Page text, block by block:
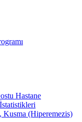
Hastane
Kusma (Hiperemezis)